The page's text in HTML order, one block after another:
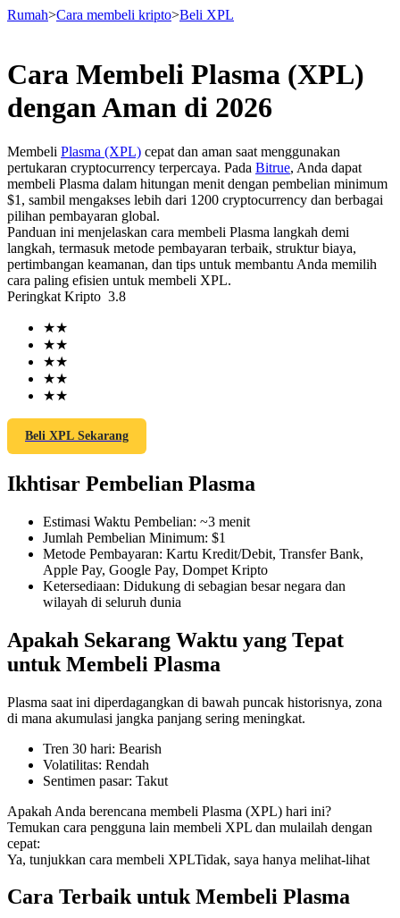
Berjangka
USDT Berjangka
Kontrak berjangka menggunakan USDT sebagai jaminannya
COIN-M Berjangka
TradFi
Derivatif saham, forex, logam mulia, dan komoditas
USDC Berjangka
Kontrak berjangka menggunakan USDC sebagai jaminannya
Rumah>Cara membeli kripto>Beli XPL
Cara Membeli Plasma (XPL)
dengan Aman di 2026
Membeli Plasma (XPL) cepat dan aman saat menggunakan
pertukaran cryptocurrency terpercaya. Pada Bitrue, Anda dapat
membeli Plasma dalam hitungan menit dengan pembelian minimum
$1, sambil mengakses lebih dari 1200 cryptocurrency dan berbagai
pilihan pembayaran global.
Panduan ini menjelaskan cara membeli Plasma langkah demi
langkah, termasuk metode pembayaran terbaik, struktur biaya,
pertimbangan keamanan, dan tips untuk membantu Anda memilih
cara paling efisien untuk membeli XPL.
Peringkat Kripto 3.8
★★
★★
★★
★★
★★
Beli XPL Sekarang
Ikhtisar Pembelian Plasma
Estimasi Waktu Pembelian: ~3 menit
Jumlah Pembelian Minimum: $1
Metode Pembayaran: Kartu Kredit/Debit, Transfer Bank,
Apple Pay, Google Pay, Dompet Kripto
Ketersediaan: Didukung di sebagian besar negara dan
wilayah di seluruh dunia
Apakah Sekarang Waktu yang Tepat
untuk Membeli Plasma
Plasma saat ini diperdagangkan di bawah puncak historisnya, zona
di mana akumulasi jangka panjang sering meningkat.
Tren 30 hari: Bearish
Volatilitas: Rendah
Sentimen pasar: Takut
Apakah Anda berencana membeli Plasma (XPL) hari ini?
Temukan cara pengguna lain membeli XPL dan mulailah dengan
cepat:
Ya, tunjukkan cara membeli XPLTidak, saya hanya melihat-lihat
Cara Terbaik untuk Membeli Plasma